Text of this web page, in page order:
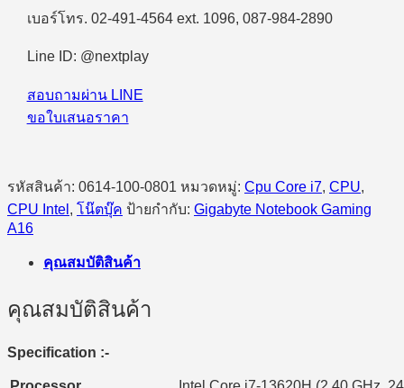
i7-
SSD/16.0″
Home
(Black
เบอร์โทร. 02-491-4564 ext. 1096, 087-984-2890
Line ID: @nextplay
สอบถามผ่าน LINE
ขอใบเสนอราคา
รหัสสินค้า: 0614-100-0801 หมวดหมู่: Cpu Core i7, CPU,
CPU Intel , โน๊ตบุ๊ค ป้ายกำกับ: Gigabyte Notebook Gaming
A16
คุณสมบัติสินค้า
คุณสมบัติสินค้า
Specification :-